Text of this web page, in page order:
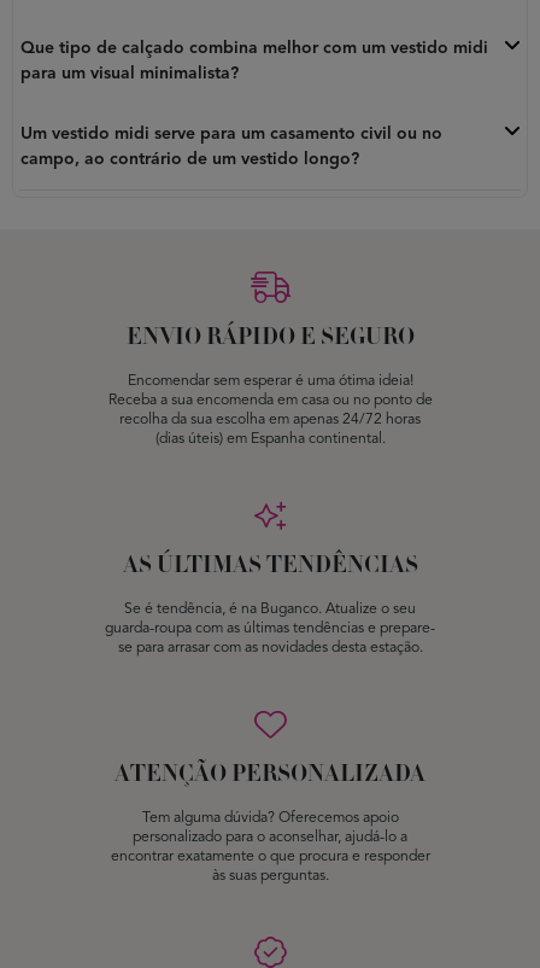
Que tipo de calçado combina melhor com um vestido midi
para um visual minimalista?
Um vestido midi serve para um casamento civil ou no
campo, ao contrário de um vestido longo?
ENVIO RÁPIDO E SEGURO
Encomendar sem esperar é uma ótima ideia!
Receba a sua encomenda em casa ou no ponto de
recolha da sua escolha em apenas 24/72 horas
(dias úteis) em Espanha continental.
AS ÚLTIMAS TENDÊNCIAS
Se é tendência, é na Buganco. Atualize o seu
guarda-roupa com as últimas tendências e prepare-
se para arrasar com as novidades desta estação.
ATENÇÃO PERSONALIZADA
Tem alguma dúvida? Oferecemos apoio
personalizado para o aconselhar, ajudá-lo a
encontrar exatamente o que procura e responder
às suas perguntas.